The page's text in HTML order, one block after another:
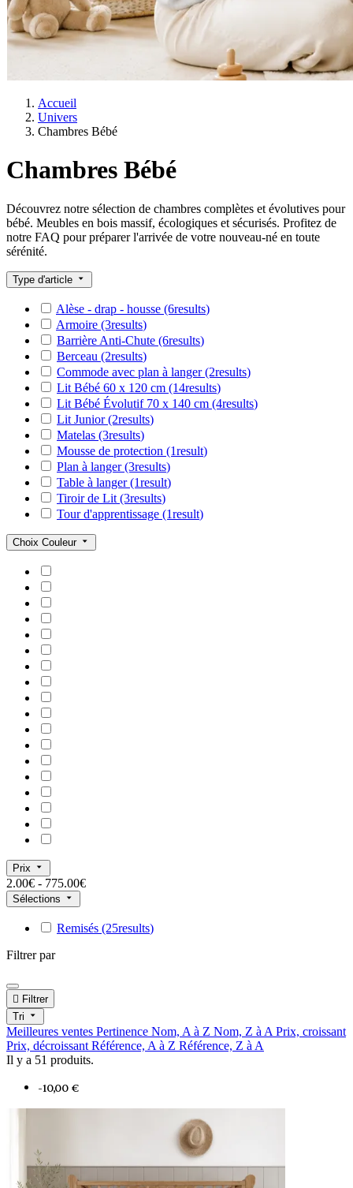
Accueil
Univers
Chambres Bébé
Chambres Bébé
Découvrez notre sélection de chambres complètes et évolutives pour
bébé. Meubles en bois massif, écologiques et sécurisés. Profitez de
notre FAQ pour préparer l'arrivée de votre nouveau-né en toute
sérénité.
Type d'article
Alèse - drap - housse (6results)
Armoire (3results)
Barrière Anti-Chute (6results)
Berceau (2results)
Commode avec plan à langer(2results)
Lit Bébé 60 x 120 cm (14results)
Lit Bébé Évolutif 70 x 140 cm (4results)
Lit Junior(2results)
Matelas (3results)
Mousse de protection (1result)
Plan à langer(3results)
Table à langer(1result)
Tiroir de Lit (3results)
Tour d'apprentissage (1result)
Choix Couleur
Prix
2.00€ - 775.00€
Sélections
Remisés (25results)
Filtrer par
 Filtrer
Tri
Meilleures ventes Pertinence Nom, A à Z Nom, Z à A Prix, croissant
Prix, décroissant Référence, A à Z Référence, Z à A
Il y a 51 produits.
-10,00 €